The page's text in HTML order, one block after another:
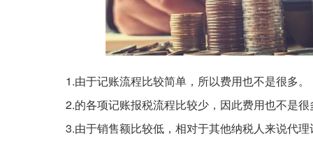
1.由于记账流程比较简单，所以费用也不是很多。
2.的各项记账报税流程比较少，因此费用也不是很
3.由于销售额比较低，相对于其他纳税人来说代理